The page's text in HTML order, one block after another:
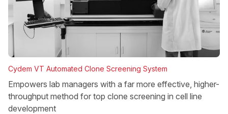
Cydem VT Automated Clone Screening System
Empowers lab managers with a far more effective, higher-
throughput method for top clone screening in cell line
development